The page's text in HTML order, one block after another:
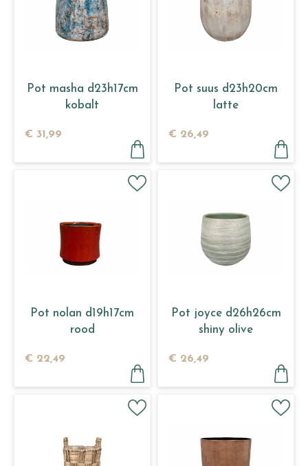
Pot masha d23h17cm
kobalt
€ 31,99
Pot suus d23h20cm
latte
€ 26,49
Pot nolan d19h17cm
rood
€ 22,49
Pot joyce d26h26cm
shiny olive
€ 26,49